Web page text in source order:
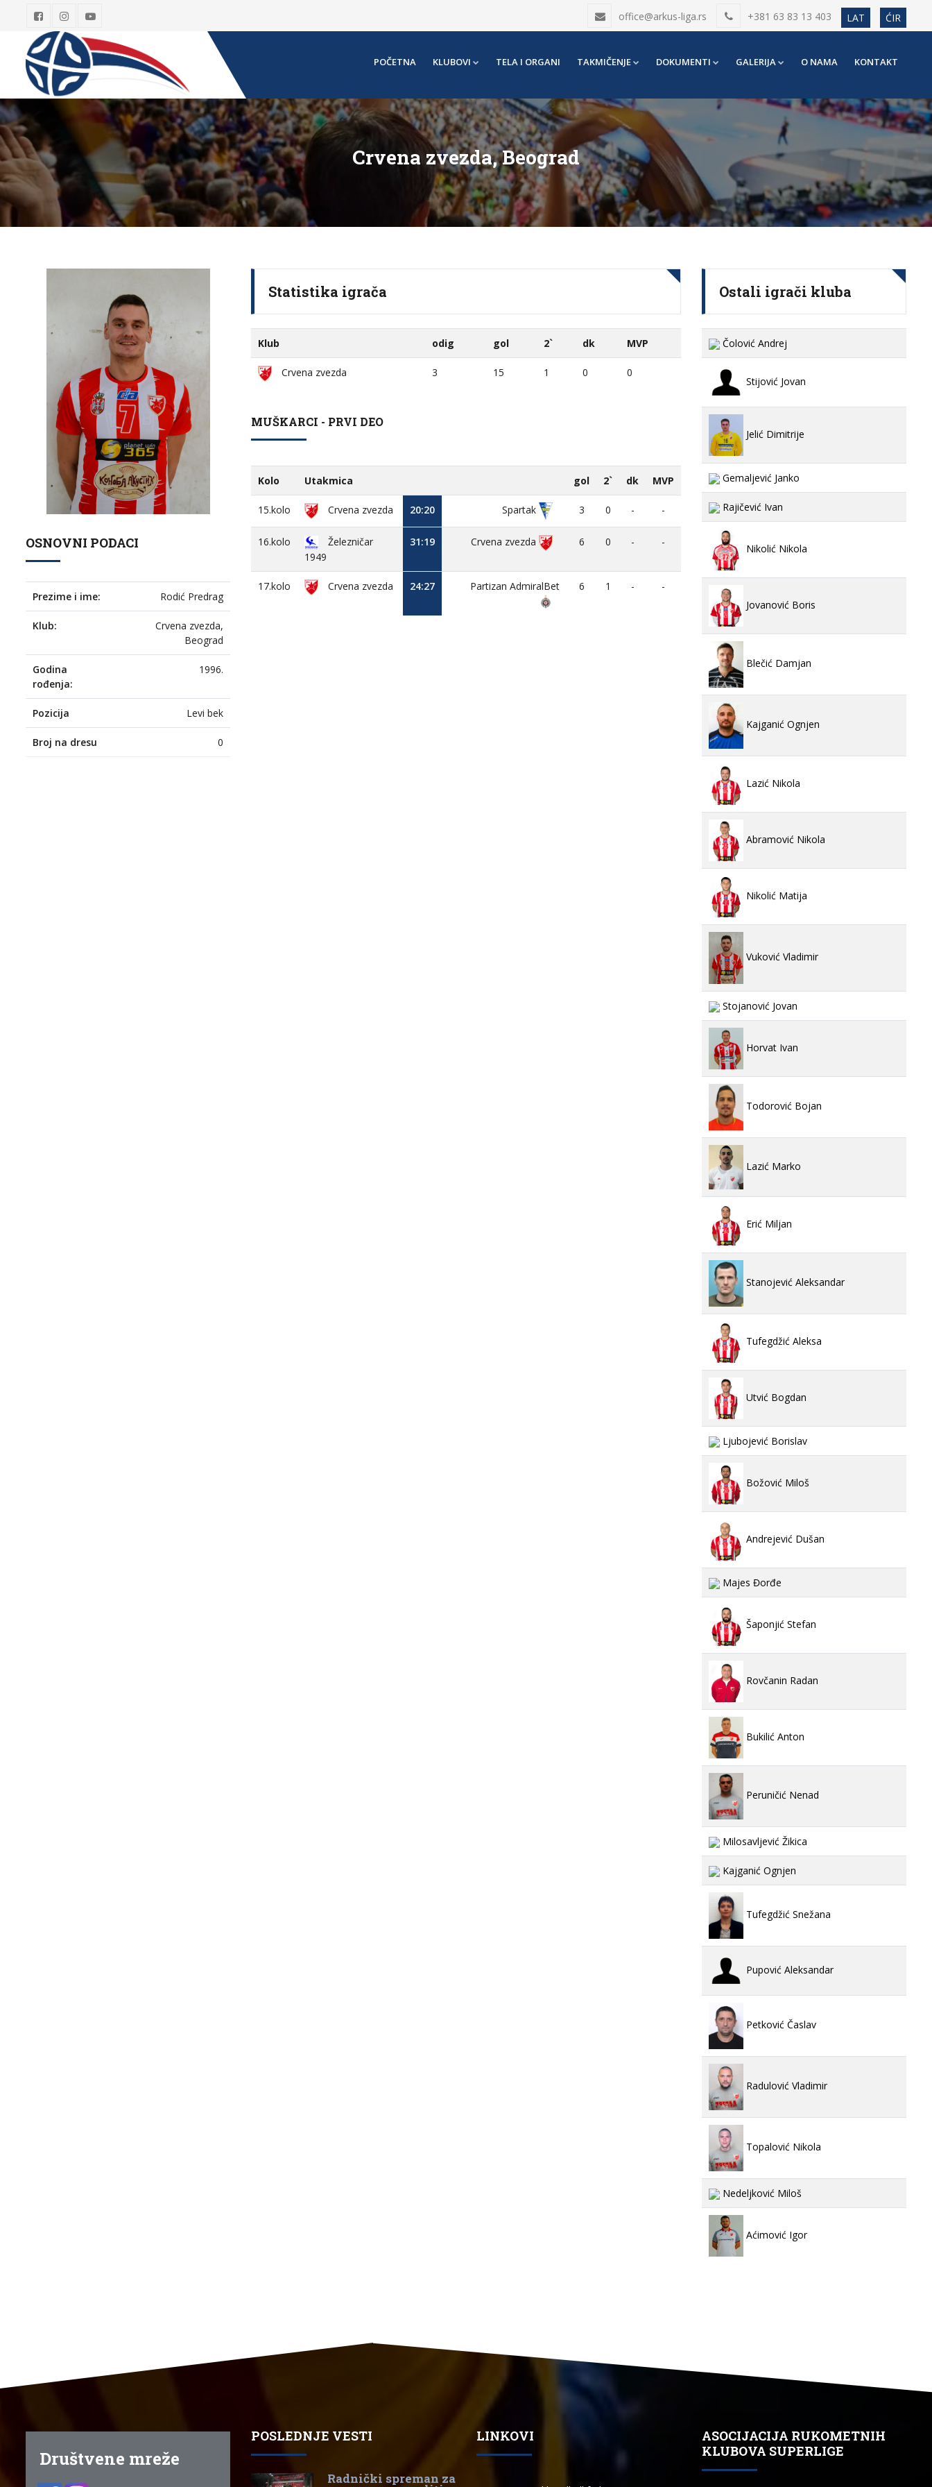
office@arkus-liga.rs +381 63 83 13 403 LAT ĆIR
POČETNA KLUBOVI TELA I ORGANI TAKMIČENJE DOKUMENTI GALERIJA O NAMA KONTAKT
Crvena zvezda, Beograd
OSNOVNI PODACI
Prezime i ime: Rodić Predrag
Klub:
Crvena zvezda,
Beograd
Godina
rođenja:
1996.
Pozicija Levi bek
Broj na dresu 0
Statistika igrača
Klub odig gol 2` dk MVP
Crvena zvezda 3 15 1 0 0
MUŠKARCI - PRVI DEO
Kolo Utakmica gol 2` dk MVP
15.kolo Crvena zvezda 20:20 Spartak 3 0 - -
16.kolo
Železničar
1949
31:19 Crvena zvezda 6 0 - -
17.kolo Crvena zvezda 24:27 Partizan AdmiralBet 6 1 - -
Ostali igrači kluba
Čolović Andrej
Stijović Jovan
Jelić Dimitrije
Gemaljević Janko
Rajičević Ivan
Nikolić Nikola
Jovanović Boris
Blečić Damjan
Kajganić Ognjen
Lazić Nikola
Abramović Nikola
Nikolić Matija
Vuković Vladimir
Stojanović Jovan
Horvat Ivan
Todorović Bojan
Lazić Marko
Erić Miljan
Stanojević Aleksandar
Tufegdžić Aleksa
Utvić Bogdan
Ljubojević Borislav
Božović Miloš
Andrejević Dušan
Majes Đorđe
Šaponjić Stefan
Rovčanin Radan
Bukilić Anton
Peruničić Nenad
Milosavljević Žikica
Kajganić Ognjen
Tufegdžić Snežana
Pupović Aleksandar
Petković Časlav
Radulović Vladimir
Topalović Nikola
Nedeljković Miloš
Aćimović Igor
Društvene mreže
POSLEDNJE VESTI
Radnički spreman za
LINKOVI
ASOCIJACIJA RUKOMETNIH
KLUBOVA SUPERLIGE